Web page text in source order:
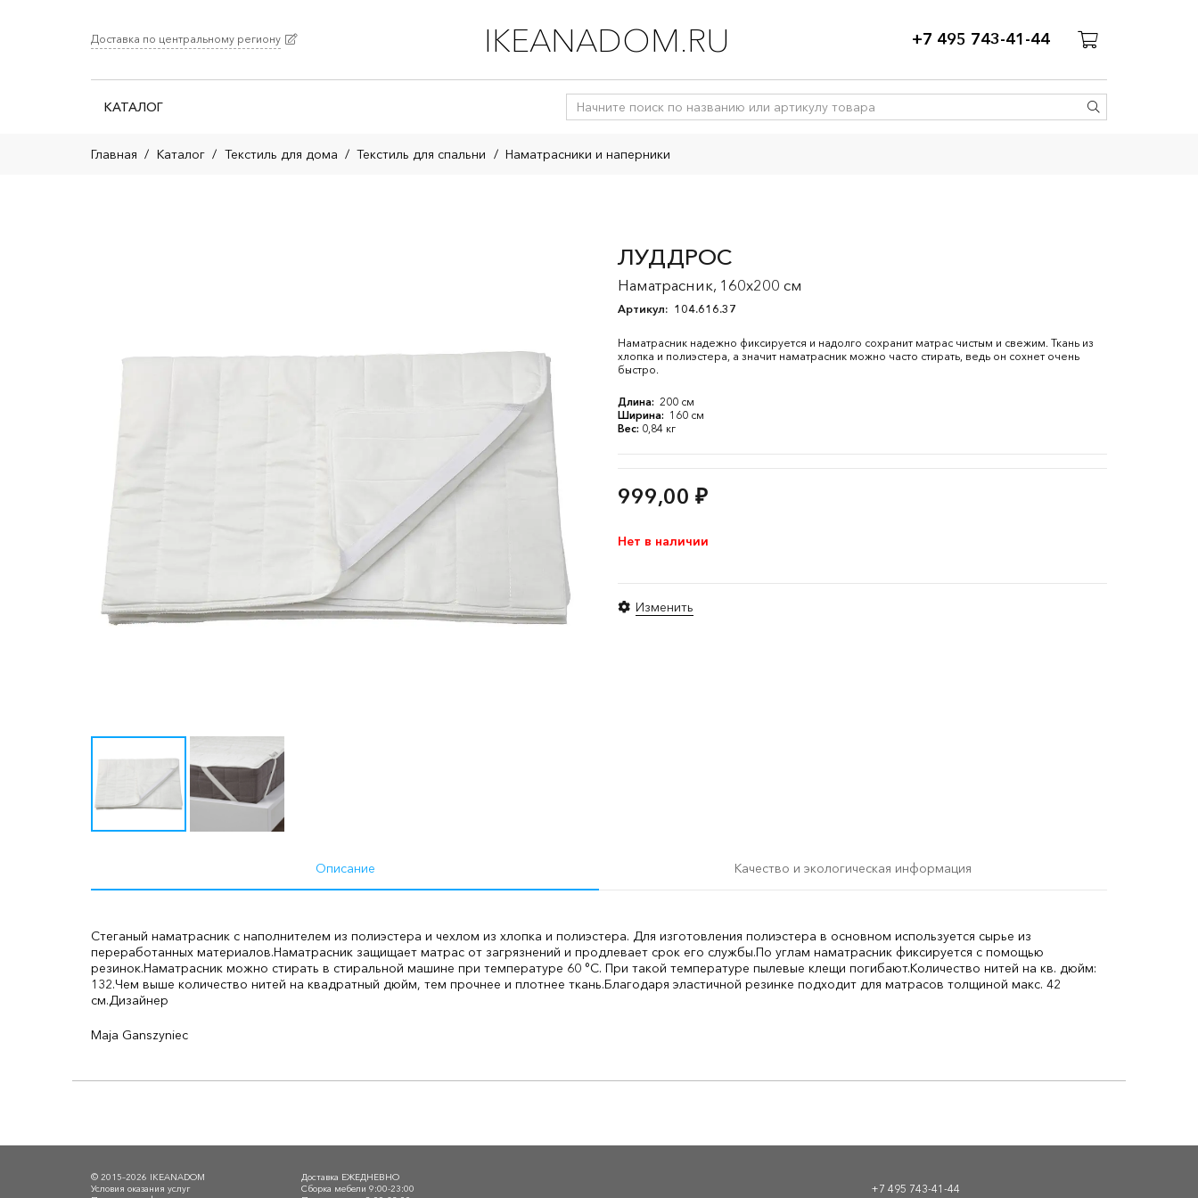
Доставка по центральному региону IKEANADOM.RU +7 495 743-41-44
КАТАЛОГ
Главная / Каталог / Текстиль для дома / Текстиль для спальни / Наматрасники и наперники
ЛУДДРОС
Наматрасник, 160x200 см
Артикул: 104.616.37
Наматрасник надежно фиксируется и надолго сохранит матрас чистым и свежим. Ткань из
хлопка и полиэстера, а значит наматрасник можно часто стирать, ведь он сохнет очень
быстро.
Длина: 200 см
Ширина: 160 см
Вес: 0,84 кг
999,00 ₽
Нет в наличии
Изменить
Описание Качество и экологическая информация
Стеганый наматрасник с наполнителем из полиэстера и чехлом из хлопка и полиэстера. Для изготовления полиэстера в основном используется сырье из
переработанных материалов.Наматрасник защищает матрас от загрязнений и продлевает срок его службы.По углам наматрасник фиксируется с помощью
резинок.Наматрасник можно стирать в стиральной машине при температуре 60 °C. При такой температуре пылевые клещи погибают.Количество нитей на кв. дюйм:
132.Чем выше количество нитей на квадратный дюйм, тем прочнее и плотнее ткань.Благодаря эластичной резинке подходит для матрасов толщиной макс. 42
см.Дизайнер
Maja Ganszyniec
© 2015–2026 IKEANADOM
Условия оказания услуг
Доставка ЕЖЕДНЕВНО
Сборка мебели 9:00-23:00
+7 495 743-41-44